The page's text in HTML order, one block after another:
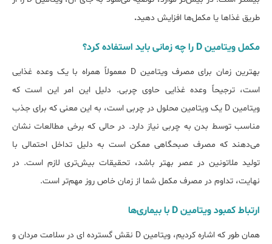
طریق غذاها یا مکمل‌ها افزایش دهید.
مکمل ویتامین D را چه زمانی ﺑﺎﯾﺪ اﺳﺘﻔﺎده کرد؟
بهترین زمان برای مصرف ویتامین D معمولاً همراه با یک وعده غذایی
است، ترجیحاً وعده غذایی حاوی چربی. دلیل این امر این است که
ویتامین D یک ویتامین محلول در چربی است، به این معنی که برای جذب
مناسب توسط بدن به چربی نیاز دارد. در حالی که برخی مطالعات نشان
می‌دهند که مصرف صبحگاهی ممکن است به دلیل تداخل احتمالی با
تولید ملاتونین در عصر بهتر باشد، تحقیقات بیش‌تری لازم است. در
نهایت، تداوم در مصرف مکمل شما از زمان خاص روز مهم‌تر است.
ارﺗﺒﺎط کمبود ویتامین D با بیماری‌ها
همان طور که اشاره کردیم، ویتامین D نقش گسترده ای در سلامت مردان و